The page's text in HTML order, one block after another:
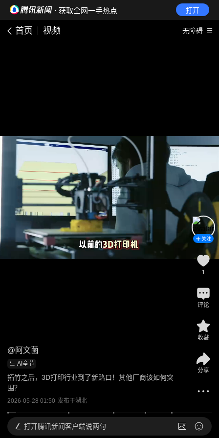
· 获取全网一手热点 打开
首页 视频 无障碍
@ 阿文菌
AI章节
拓竹之后，3D打印行业到了新路口！其他厂商该如何突
围？
2026-05-28 01:50 发布于湖北
关注
1
评论
收藏
分享
打开腾讯新闻客户端说两句